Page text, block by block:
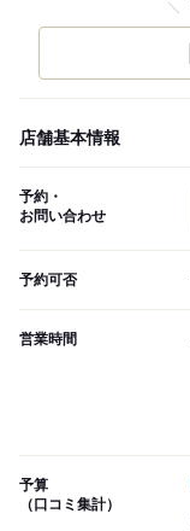
店舗基本情報
予約・
お問い合わせ
予約可否
営業時間
予算
（口コミ集計）